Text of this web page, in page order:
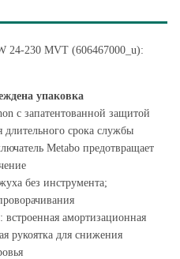
24-230 MVT (606467000_u):
упаковка
с запатентованной защитой
длительного срока службы
Metabo предотвращает
без инструмента;
амортизационная
рукоятка для снижения